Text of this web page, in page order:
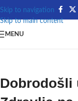
Skip to navigation
Skip to main content
MENU
Dobrodošli